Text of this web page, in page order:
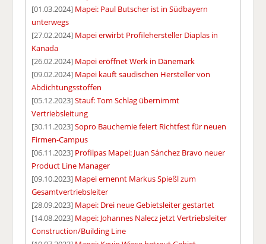
[01.03.2024] Mapei: Paul Butscher ist in Südbayern
unterwegs
[27.02.2024] Mapei erwirbt Profilehersteller Diaplas in
Kanada
[26.02.2024] Mapei eröffnet Werk in Dänemark
[09.02.2024] Mapei kauft saudischen Hersteller von
Abdichtungsstoffen
[05.12.2023]Stauf: Tom Schlag übernimmt
Vertriebsleitung
[30.11.2023]Sopro Bauchemie feiert Richtfest für neuen
Firmen-Campus
[06.11.2023] Profilpas Mapei: Juan Sánchez Bravo neuer
Product Line Manager
[09.10.2023] Mapei ernennt Markus Spießl zum
Gesamtvertriebsleiter
[28.09.2023] Mapei: Drei neue Gebietsleiter gestartet
[14.08.2023] Mapei: Johannes Nalecz jetzt Vertriebsleiter
Construction/Building Line